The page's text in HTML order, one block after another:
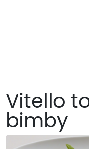
Vitello
bimby